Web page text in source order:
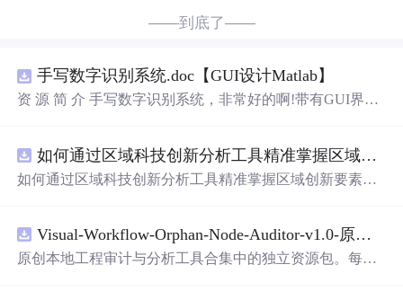
——到底了——
手写数字识别系统.doc【GUI设计Matlab】
资 源 简 介 手写数字识别系统，非常好的啊!带有GUI界
带有直观的图形用户界面（GUI），非常容易使用。你只
需要将手写数字输入系统，它将立即给出准确的识别结
是一个非常方便和实用的工具，你一定会喜欢它的！
如何通过区域科技创新分析工具精准掌握区域创新要素分布与产业链融合现状？.docx
如何通过区域科技创新分析工具精准掌握区域创新要素分
Visual-Workflow-Orphan-Node-Auditor-v1.0-原创源码与文档.zip
原创本地工程审计与分析工具合集中的独立资源包。每个